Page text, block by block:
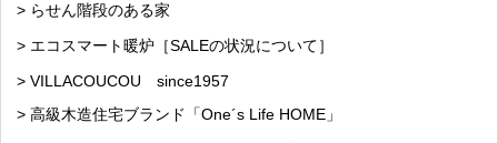
> らせん階段のある家
> エコスマート暖炉［SALEの状況について］
> VILLACOUCOU since1957
> 高級木造住宅ブランド「One´s Life HOME」